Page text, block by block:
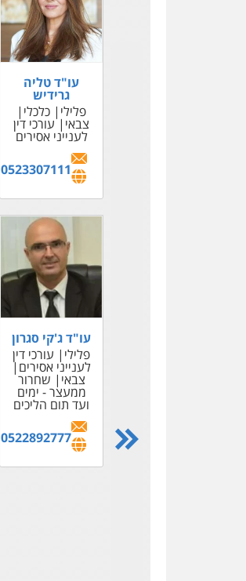
עו"ד אמיר נבון
פלילי כלכלי
עורכי דין לענייני
אסירים
0528895338
ווליד כבוב –
משרד עו"ד
פלילי פשיעה
חמורה חקירות
ומעצרים
0545858169
עו"ד טליה
גרידיש
פלילי
כלכלי
צבאי עורכי דין
לענייני אסירים
0523307111
עו"ד ג'קי סגרון
פלילי
עורכי דין
לענייני אסירים
צבאי שחרור
ממעצר - ימים
ועד תום הליכים
0522892777